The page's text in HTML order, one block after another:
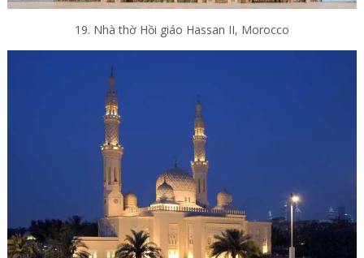
19. Nhà thờ Hồi giáo Hassan II, Morocco